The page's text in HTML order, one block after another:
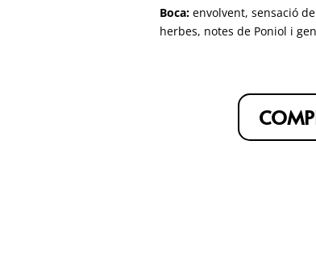
Boca:envolvent, sensació
herbes, notes de Poniol i